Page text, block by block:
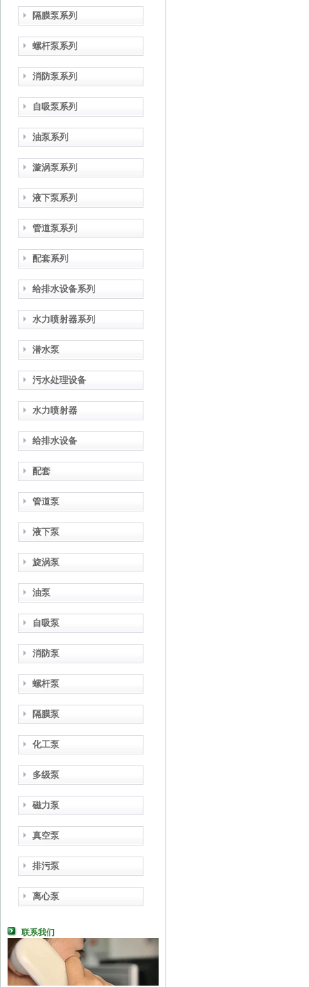
隔膜泵系列
螺杆泵系列
消防泵系列
自吸泵系列
油泵系列
漩涡泵系列
液下泵系列
管道泵系列
配套系列
给排水设备系列
水力喷射器系列
潜水泵
污水处理设备
水力喷射器
给排水设备
配套
管道泵
液下泵
旋涡泵
油泵
自吸泵
消防泵
螺杆泵
隔膜泵
化工泵
多级泵
磁力泵
真空泵
排污泵
离心泵
联系我们